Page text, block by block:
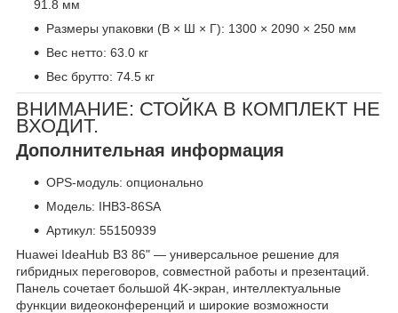
91.8 мм
Размеры упаковки (В × Ш × Г): 1300 × 2090 × 250 мм
Вес нетто: 63.0 кг
Вес брутто: 74.5 кг
ВНИМАНИЕ: СТОЙКА В КОМПЛЕКТ НЕ
ВХОДИТ.
Дополнительная информация
OPS-модуль: опционально
Модель: IHB3-86SA
Артикул: 55150939
Huawei IdeaHub B3 86" — универсальное решение для
гибридных переговоров, совместной работы и презентаций.
Панель сочетает большой 4K-экран, интеллектуальные
функции видеоконференций и широкие возможности